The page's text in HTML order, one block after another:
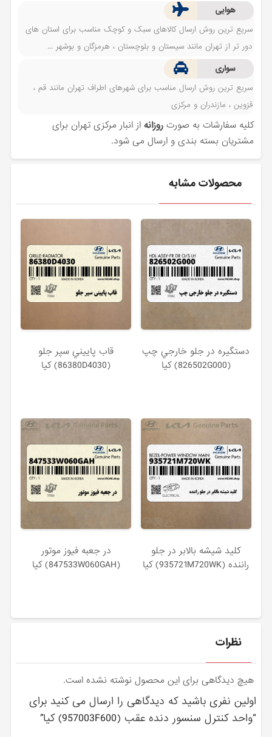
هوایی
سریع ترین روش ارسال کالاهای سبک و کوچک مناسب برای استان های
دور تر از تهران مانند سیستان و بلوچستان ، هرمزگان و بوشهر ...
سواری
سریع ترین روش ارسال مناسب برای شهرهای اطراف تهران مانند قم ،
قزوین ، مازندران و مرکزی
کلیه سفارشات به صورتروزانه از انبار مرکزی تهران برای
مشتریان بسته بندی و ارسال می شود.
محصولات مشابه
دستگيره در جلو خارجي چپ
(826502G000) کیا
قاب پاييني سپر جلو
(86380D4030) کیا
كليد شيشه بالابر در جلو
راننده (935721M720WK) کیا
در جعبه فيوز موتور
(847533W060GAH) کیا
نظرات
هیچ دیدگاهی برای این محصول نوشته نشده است.
اولین نفری باشید که دیدگاهی را ارسال می کنید برای
“واحد كنترل سنسور دنده عقب (957003F600) کیا”